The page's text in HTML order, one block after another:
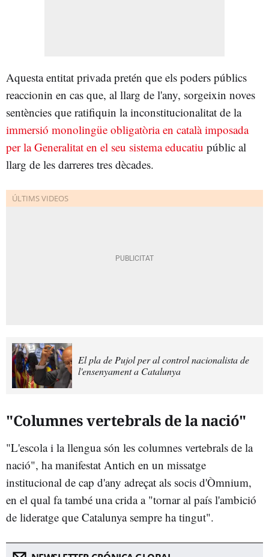
Aquesta entitat privada pretén que els poders públics
reaccionin en cas que, al llarg de l'any, sorgeixin noves
sentències que ratifiquin la inconstitucionalitat de la
immersió monolingüe obligatòria en català imposada
per la Generalitat en el seu sistema educatiu públic al
llarg de les darreres tres dècades.
El pla de Pujol per al control nacionalista de
l'ensenyament a Catalunya
"Columnes vertebrals de la nació"
"L'escola i la llengua són les columnes vertebrals de la
nació", ha manifestat Antich en un missatge
institucional de cap d'any adreçat als socis d'Òmnium,
en el qual fa també una crida a "tornar al país l'ambició
de lideratge que Catalunya sempre ha tingut".